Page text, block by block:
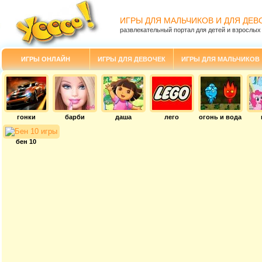
ИГРЫ ДЛЯ МАЛЬЧИКОВ И ДЛЯ
развлекательный портал для детей и взрослых
ИГРЫ ОНЛАЙН ИГРЫ ДЛЯ ДЕВОЧЕК ИГРЫ ДЛЯ МАЛЬЧИКОВ
гонки барби даша лего огонь и вода
бен 10